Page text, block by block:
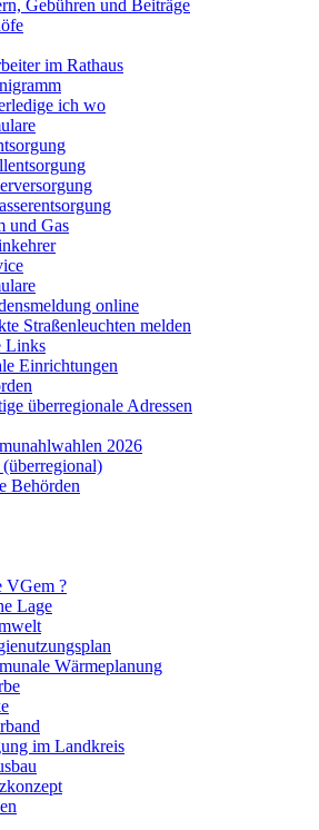
Gebühren und Beiträge
im Rathaus
ich wo
und Gas
online
Straßenleuchten melden
Links
Einrichtungen
überregionale Adressen
2026
Behörden
VGem ?
Lage
Wärmeplanung
im Landkreis